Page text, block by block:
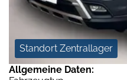
Standort Zentrallager
Allgemeine Daten: